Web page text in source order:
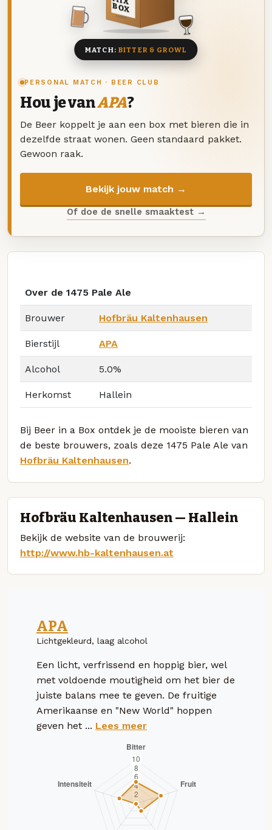
PERSONAL MATCH · BEER CLUB
Hou je vanAPA?
De Beer koppelt je aan een box met bieren die in
dezelfde straat wonen. Geen standaard pakket.
Gewoon raak.
Bekijk jouw match →
Of doe de snelle smaaktest →
BOX
8 BIEREN
MATCH: BITTER & GROWL
Over de 1475 Pale Ale
Brouwer Hofbräu Kaltenhausen
Bierstijl APA
Alcohol 5.0%
Herkomst Hallein
Bij Beer in a Box ontdek je de mooiste bieren van
de beste brouwers, zoals deze 1475 Pale Ale van
Hofbräu Kaltenhausen.
Hofbräu Kaltenhausen — Hallein
Bekijk de website van de brouwerij:
http://www.hb-kaltenhausen.at
APA
Lichtgekleurd, laag alcohol
Een licht, verfrissend en hoppig bier, wel
met voldoende moutigheid om het bier de
juiste balans mee te geven. De fruitige
Amerikaanse en "New World" hoppen
geven het ... Lees meer